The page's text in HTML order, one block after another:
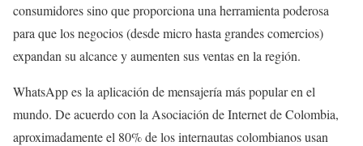
consumidores sino que proporciona una herramienta poderosa
para que los negocios (desde micro hasta grandes comercios)
expandan su alcance y aumenten sus ventas en la región.
WhatsApp es la aplicación de mensajería más popular en el
mundo. De acuerdo con la Asociación de Internet de Colombia,
aproximadamente el 80% de los internautas colombianos usan